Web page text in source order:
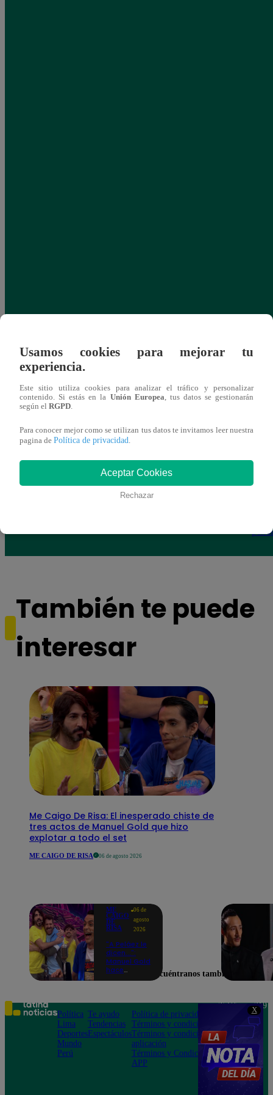
X
Yo Soy GRANDES BATALLAS: ¡Andy
Yo
También te puede
interesar
Me Caigo De Risa: El inesperado chiste de
tres actos de Manuel Gold que hizo
explotar a todo el set
ME CAIGO DE RISA 06 de agosto 2026
ME
CAIGO
DE
RISA
06 de
agosto
2026
"A Peláez le
dicen...":
Manuel Gold
hace
de contar el
chiste
Usamos cookies para mejorar tu
experiencia.
Este sitio utiliza cookies para analizar el tráfico y personalizar
contenido. Si estás en la Unión Europea , tus datos se gestionarán
según el RGPD
Para conocer mejor como se utilizan tus datos te invitamos leer nuestra
pagina de Política de privacidad
Aceptar Cookies
Rechazar
Encuéntranos también en
Política
Lima
Deportes
Mundo
Perú
Te ayudo
Tendencias
Espectáculos
Política de privacidad
Términos y condiciones
Términos y condiciones
aplicación
Términos y Condiciones
APP
Teléfono: 219
Av. San
Felipe 968
Jesús María